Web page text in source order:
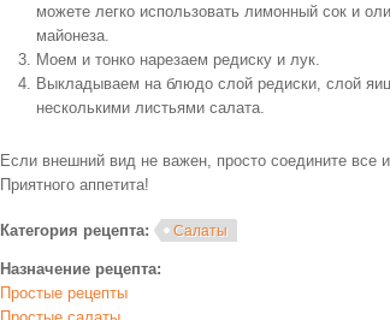
можете легко использовать лимонный сок и
майонеза.
Моем и тонко нарезаем редиску и лук.
Выкладываем на блюдо слой редиски, слой
несколькими листьями салата.
Если внешний вид не важен, просто соедините все
Приятного аппетита!
Категория рецепта: Салаты
Назначение рецепта:
Простые рецепты
Простые салаты